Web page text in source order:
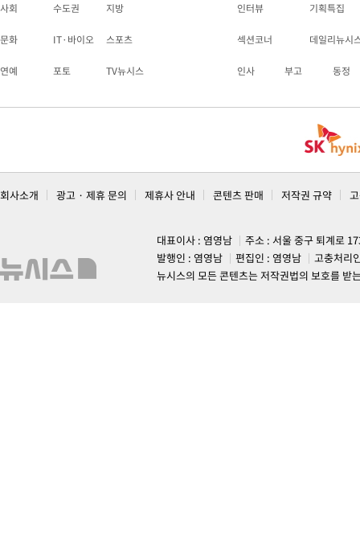
사회 수도권 지방
문화 IT·바이오 스포츠
연예 포토 TV뉴시스
인터뷰 기획특집
섹션코너 데일리뉴시
인사 부고 동정
회사소개 광고 · 제휴 문의 제휴사 안내 콘텐츠 판매 저작권 규약
대표이사 : 염영남
주소 : 서울 중구 퇴계로
발행인 : 염영남
편집인 : 염영남
고충처리
뉴시스의 모든 콘텐츠는 저작권법의 보호를